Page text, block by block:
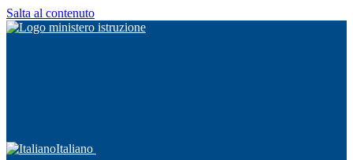
Salta al contenuto
Italiano